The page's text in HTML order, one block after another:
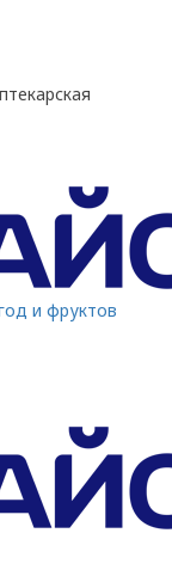
и фруктов